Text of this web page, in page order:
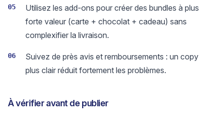
05
Utilisez les add-ons pour créer des bundles à plus
forte valeur (carte + chocolat + cadeau) sans
complexifier la livraison.
06
Suivez de près avis et remboursements : un copy
plus clair réduit fortement les problèmes.
À vérifier avant de publier